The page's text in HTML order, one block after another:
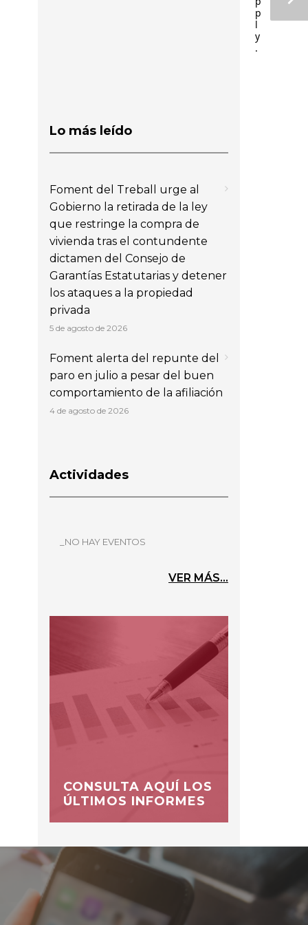
p
l
y
.
Lo más leído
Foment del Treball urge al
Gobierno la retirada de la ley
que restringe la compra de
vivienda tras el contundente
dictamen del Consejo de
Garantías Estatutarias y detener
los ataques a la propiedad
privada
5 de agosto de 2026
Foment alerta del repunte del
paro en julio a pesar del buen
comportamiento de la afiliación
4 de agosto de 2026
Actividades
_NO HAY EVENTOS
VER MÁS...
CONSULTA AQUÍ LOS
ÚLTIMOS INFORMES